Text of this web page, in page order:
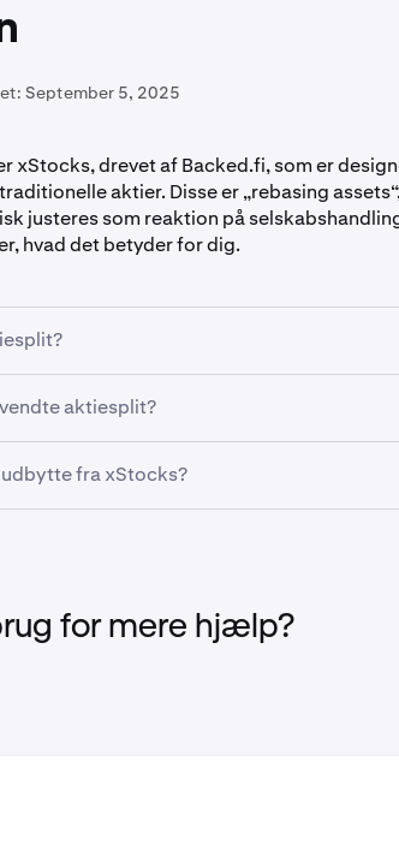
September 5, 2025
xStocks, drevet af Backed.fi, som er
aktier. Disse er „rebasing
justeres som reaktion på
hvad det betyder for dig.
antallet af aktier i omløb, men sænker
Apple (AAPL) annoncerer et 4-til-1
af den oprindelige pris.
aktiesplit?
reducerer antallet af aktier, men øger
uændret.
fra xStocks?
for dig:
for mere hjælp?